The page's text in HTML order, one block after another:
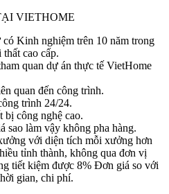
VIETHOME
Kinh nghiệm trên 10 năm trong
cao cấp.
quan dự án thực tế VietHome
quan đến công trình.
trình 24/24.
bị công nghệ cao.
sao làm vậy không pha hàng.
với diện tích mỗi xưởng hơn
tỉnh thành, không qua đơn vị
tiết kiệm được 8% Đơn giá so với
gian, chi phí.